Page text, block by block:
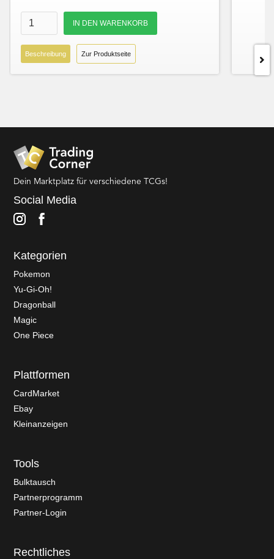
Beschreibung Zur Produktseite
Dein Marktplatz für verschiedene TCGs!
Social Media
Kategorien
Pokemon
Yu-Gi-Oh!
Dragonball
Magic
One Piece
Plattformen
CardMarket
Ebay
Kleinanzeigen
Tools
Bulktausch
Partnerprogramm
Partner-Login
Rechtliches